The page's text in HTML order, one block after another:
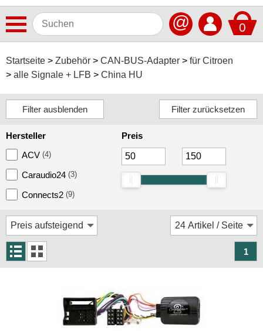
0
@
Startseite Zubehör CAN-BUS-Adapter
für Citroen
alle Signale + LFB
China HU
Autoradios
Dashcams
Freisprechanlagen
Lautsprecher
Multimedia
Navigationssoftware
Navigationssysteme
Hersteller
ACV (4)
Caraudio24 (3)
Connects2 (9)
Preis
1